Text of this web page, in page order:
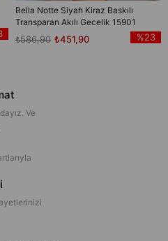
Bella Notte Siyah Kiraz Baskılı
Transparan Akılı Gecelik 15901
₺451,90
₺586,90 %23
Ve